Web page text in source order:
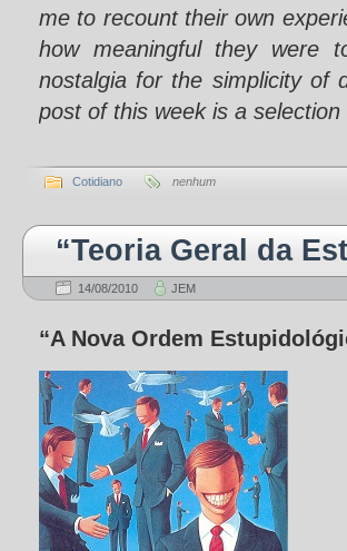
me to recount their own
how meaningful they were
nostalgia for the simplicity of
post of this week is a
Cotidiano nenhum
“Teoria Geral da
14/08/2010 JEM
“A Nova Ordem